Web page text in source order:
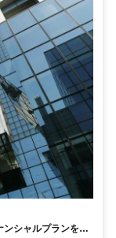
ンシャルプランをご